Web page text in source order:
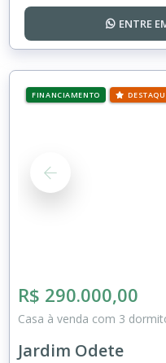
ENTRE
FINANCIAMENTO
R$ 290.000,00
Casa à venda com 3
Jardim Odete